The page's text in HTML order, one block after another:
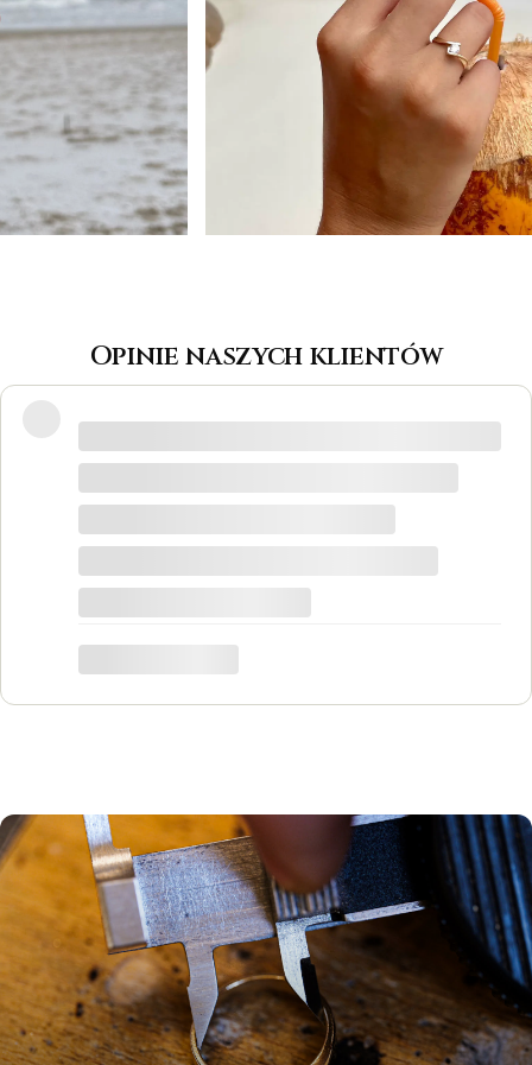
Opinie naszych klientów
odpowiedzi na wszystkie pytania, biżuteria
jest piękna! Ceny bardzo korzystne, na
tego grawer w pierścionku udało się
zrobić w bardzo krótkim czasie. Dziękuję,
był to dla mnie bardzo ważny moment,
trafiłam w idealne miejsce.
Katarzyna Łącka